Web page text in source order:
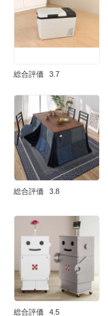
総合評価 3.7
総合評価 3.8
総合評価 4.5